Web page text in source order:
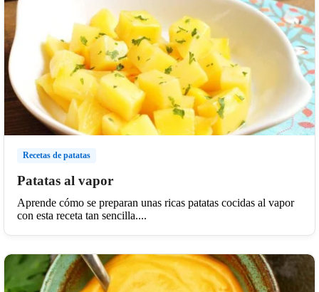
Recetas de patatas
Patatas al vapor
Aprende cómo se preparan unas ricas patatas cocidas al vapor
con esta receta tan sencilla....